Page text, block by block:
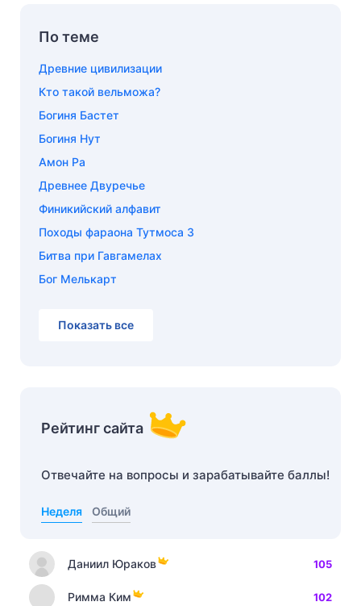
По теме
Древние цивилизации
Кто такой вельможа?
Богиня Бастет
Богиня Нут
Амон Ра
Древнее Двуречье
Финикийский алфавит
Походы фараона Тутмоса 3
Битва при Гавгамелах
Бог Мелькарт
Показать все
Рейтинг сайта
Отвечайте на вопросы и зарабатывайте баллы!
Неделя Общий
Даниил Юраков 105
Римма Ким 102